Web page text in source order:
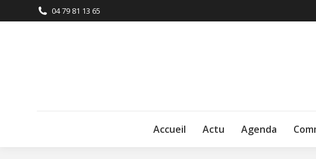
04 79 81 13 65
Accueil Actu Agenda